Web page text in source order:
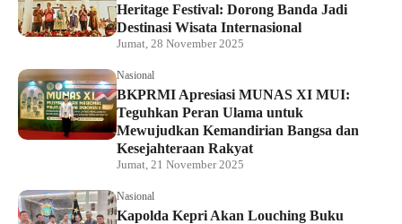
Heritage Festival: Dorong Banda Jadi
Destinasi Wisata Internasional
Jumat, 28 November 2025
Nasional
BKPRMI Apresiasi MUNAS XI MUI:
Teguhkan Peran Ulama untuk
Mewujudkan Kemandirian Bangsa dan
Kesejahteraan Rakyat
Jumat, 21 November 2025
Nasional
Kapolda Kepri Akan Louching Buku